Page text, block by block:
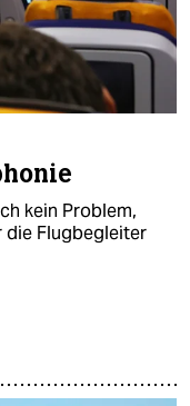
kein Problem,
die Flugbegleiter